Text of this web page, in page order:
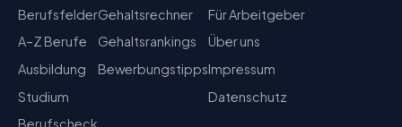
Berufsfelder
A–Z Berufe
Ausbildung
Studium
Berufscheck
Gehaltsrechner
Gehaltsrankings
Bewerbungstipps
Für Arbeitgeber
Über uns
Impressum
Datenschutz